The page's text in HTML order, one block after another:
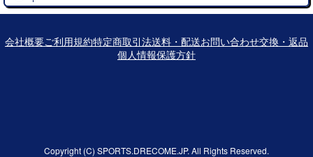
会社概要ご利用規約特定商取引法送料・配送お問い合わせ交換・返品
個人情報保護方針
Copyright (C) SPORTS.DRECOME.JP. All Rights Reserved.